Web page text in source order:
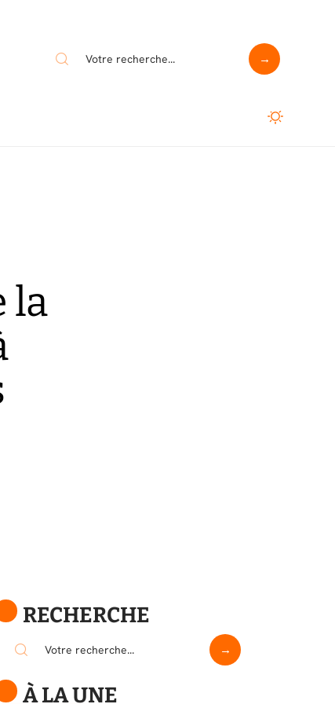
la
RECHERCHE
À LA UNE